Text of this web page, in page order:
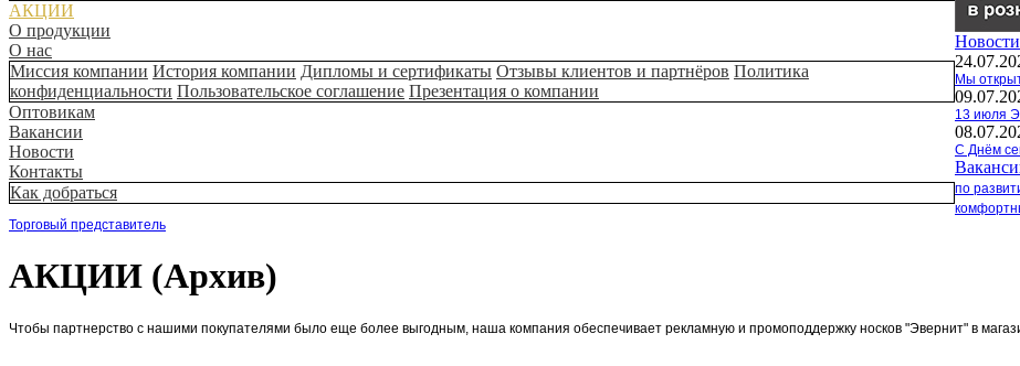
АКЦИИ
О продукции
О нас
Миссия компании История компании Дипломы и сертификаты Отзывы клиентов и партнёров Политика
конфиденциальности Пользовательское соглашение Презентация о компании
Оптовикам
Вакансии
Новости
Контакты
Как добраться
Новости
Мы
13 июля
С Днём
по
Торговый представитель
АКЦИИ (Архив)
Чтобы партнерство с нашими покупателями было еще более выгодным, наша компания обеспечивает рекламную и промоподдержку носков "Эвернит" в